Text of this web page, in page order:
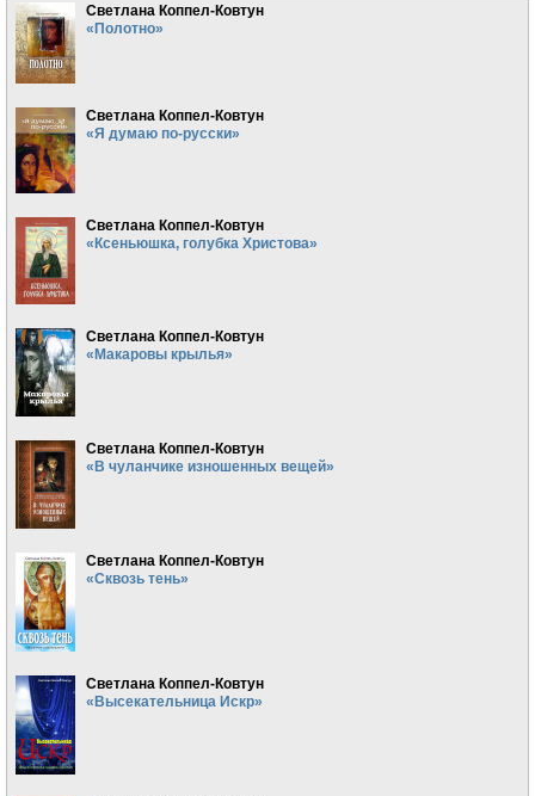
Светлана Коппел-Ковтун
«Полотно»
Светлана Коппел-Ковтун
«Я думаю по-русски»
Светлана Коппел-Ковтун
«Ксеньюшка, голубка Христова»
Светлана Коппел-Ковтун
«Макаровы крылья»
Светлана Коппел-Ковтун
«В чуланчике изношенных вещей»
Светлана Коппел-Ковтун
«Сквозь тень»
Светлана Коппел-Ковтун
«Высекательница Искр»